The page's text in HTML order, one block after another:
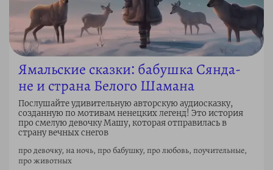
Ямальские сказки: бабушка Сянда-
не и страна Белого Шамана
Послушайте удивительную авторскую аудиосказку,
созданную по мотивам ненецких легенд! Это история
про смелую девочку Машу, которая отправилась в
страну вечных снегов
про девочку, на ночь, про бабушку, про любовь, поучительные,
про животных